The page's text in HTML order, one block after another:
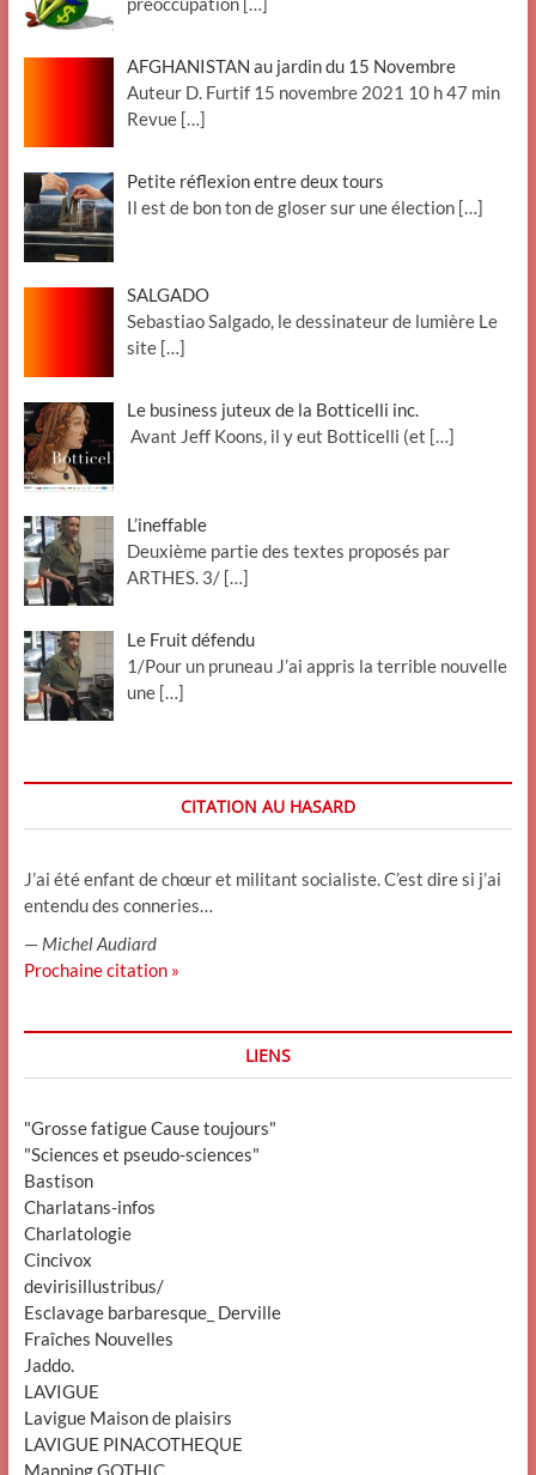
AFGHANISTAN au jardin du 15 Novembre
Auteur D. Furtif 15 novembre 2021 10 h 47 min
Revue […]
Petite réflexion entre deux tours
Il est de bon ton de gloser sur une élection […]
SALGADO
Sebastiao Salgado, le dessinateur de lumière Le
site […]
Le business juteux de la Botticelli inc.
Avant Jeff Koons, il y eut Botticelli (et […]
L’ineffable
Deuxième partie des textes proposés par
ARTHES. 3/ […]
Le Fruit défendu
1/Pour un pruneau J’ai appris la terrible nouvelle
une […]
CITATION AU HASARD
J’ai été enfant de chœur et militant socialiste. C’est dire si j’ai
entendu des conneries…
— Michel Audiard
Prochaine citation »
LIENS
"Grosse fatigue Cause toujours"
"Sciences et pseudo-sciences"
Bastison
Charlatans-infos
Charlatologie
Cincivox
devirisillustribus/
Esclavage barbaresque_ Derville
Fraîches Nouvelles
Jaddo.
LAVIGUE
Lavigue Maison de plaisirs
LAVIGUE PINACOTHEQUE
Mapping GOTHIC